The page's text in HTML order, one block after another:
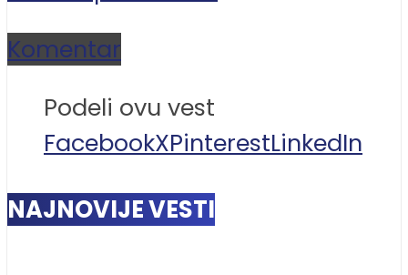
Komentar
Podeli ovu vest
FacebookXPinterestLinkedIn
NAJNOVIJE VESTI